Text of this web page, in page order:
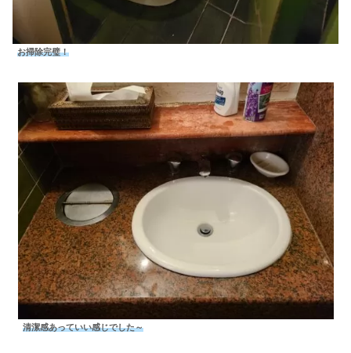
お掃除完璧！
清潔感あっていい感じでした～